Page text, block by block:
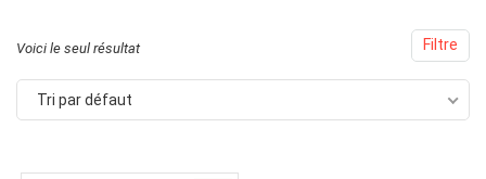
Filtre
Voici le seul résultat
Tri par défaut